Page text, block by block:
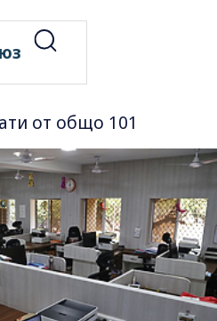
от общо 101